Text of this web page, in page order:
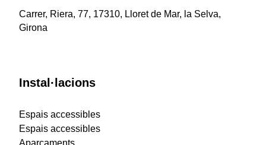
Carrer, Riera, 77, 17310, Lloret de Mar, la Selva,
Girona
Instal·lacions
Espais accessibles
Espais accessibles
Aparcaments